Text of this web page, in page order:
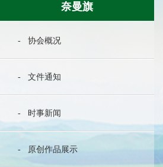
奈曼旗
- 协会概况
- 文件通知
- 时事新闻
- 原创作品展示